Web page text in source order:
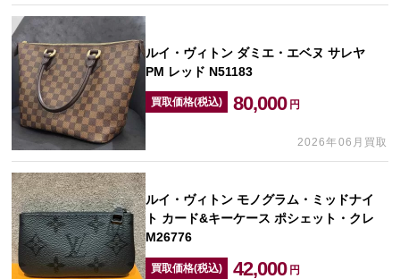
ルイ・ヴィトン ダミエ・エベヌ サレヤ
PM レッド N51183
買取価格(税込) 80,000 円
2026年06月買取
ルイ・ヴィトン モノグラム・ミッドナイ
ト カード&キーケース ポシェット・クレ
M26776
買取価格(税込) 42,000 円